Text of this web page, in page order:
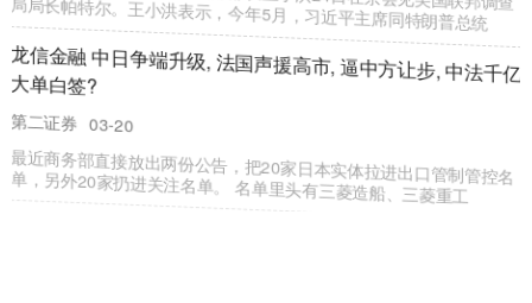
北京科汇配资 212品牌硬派越野课：从悬架技术看 &quot;买
什么牌子越野车好&quot;
在线配资开户
对于越野车而言，汽车悬架如同车辆的“骨骼脉络”，其性能直接关乎
车辆在复杂地形的通过性与操控稳定性。从早期刚性悬架到如今的